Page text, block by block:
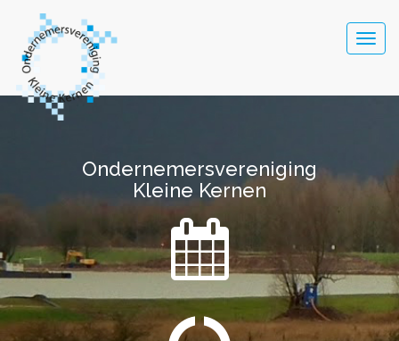
Ondernemersvereniging
Kleine Kernen
Ondernemersvereniging
Kleine Kernen